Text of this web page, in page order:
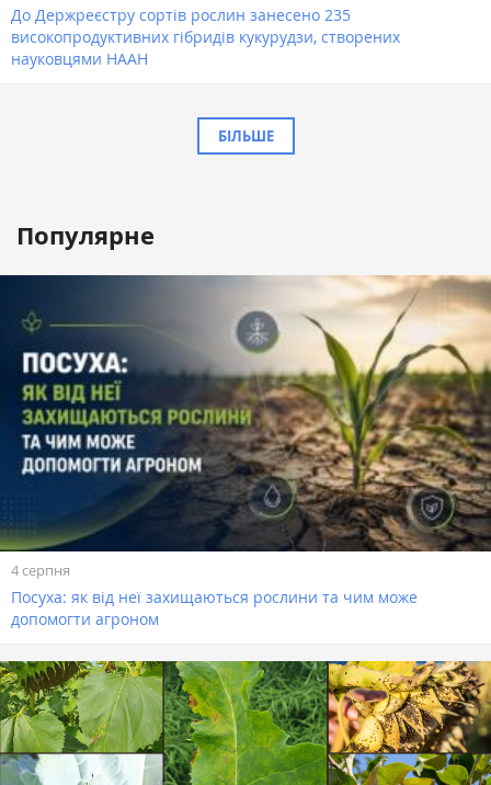
До Держреєстру сортів рослин занесено 235
високопродуктивних гібридів кукурудзи, створених
науковцями НААН
БІЛЬШЕ
Популярне
4 серпня
Посуха: як від неї захищаються рослини та чим може
допомогти агроном